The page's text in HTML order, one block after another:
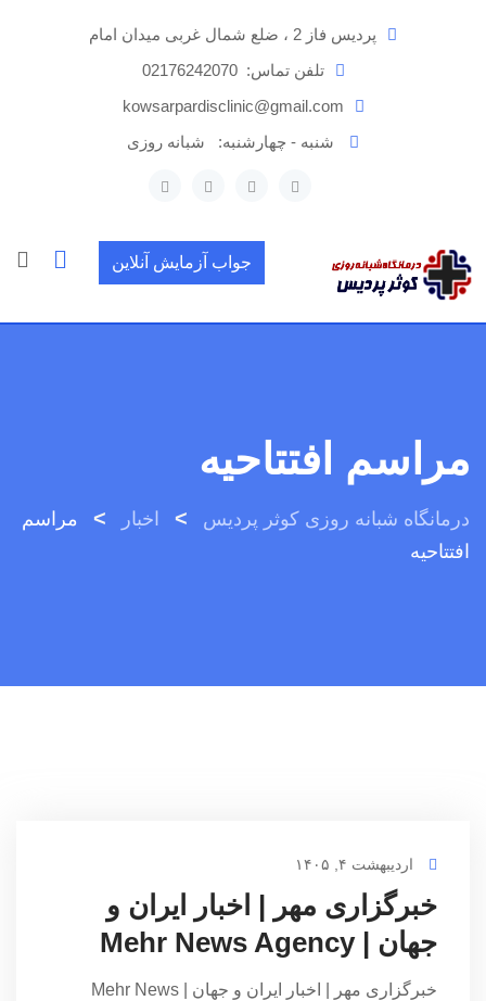
پردیس فاز 2 ، ضلع شمال غربی میدان امام
تلفن تماس:02176242070
kowsarpardisclinic@gmail.com
شنبه - چهارشنبه:
شبانه روزی
جواب آزمایش آنلاین
مراسم افتتاحیه
درمانگاه شبانه روزی کوثر پردیس > اخبار >
مراسم
افتتاحیه
اردیبهشت ۴, ۱۴۰۵
خبرگزاری مهر | اخبار ایران و
جهان | Mehr News Agency
خبرگزاری مهر | اخبار ایران و جهان | Mehr News